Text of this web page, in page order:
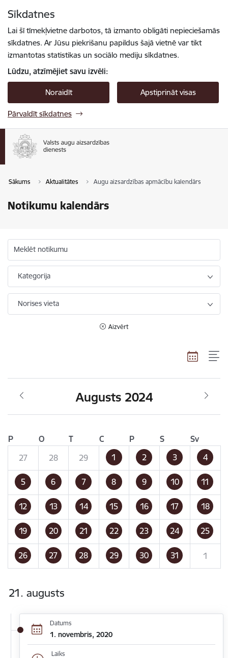
Sīkdatnes
Lai šī tīmekļvietne darbotos, tā izmanto obligāti nepieciešamās
sīkdatnes. Ar Jūsu piekrišanu papildus šajā vietnē var tikt
izmantotas statistikas un sociālo mediju sīkdatnes.
Lūdzu, atzīmējiet savu izvēli:
Noraidīt Apstiprināt visas
Pārvaldīt sīkdatnes
Sākums Aktualitātes Augu aizsardzības apmācību kalendārs
Notikumu kalendārs
Meklēt notikumu
Kategorija
Norises vieta
Aizvērt
Augusts 2024
P O T C P S
Sv
27
28 29 1 2 3 4
5 6 7 8 9 10 11
12 13 14 15 16 17 18
19 20 21 22 23 24 25
26 27 28 29 30 31 1
21. augusts
Datums
1. novembris, 2020
Laiks